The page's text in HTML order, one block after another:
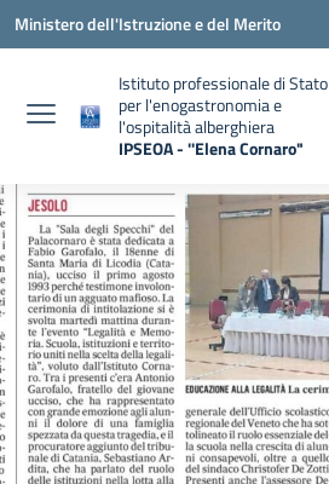
Vai ai contenuti
Vai al menu di navigazione
Vai al footer
Ministero dell'Istruzione e del Merito
Istituto professionale di Stato
per l'enogastronomia e
l'ospitalità alberghiera
IPSEOA - ''Elena Cornaro"